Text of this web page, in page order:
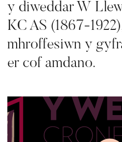
y diweddar W
KC AS (1867-
mhroffesiwn y
er cof amdano.